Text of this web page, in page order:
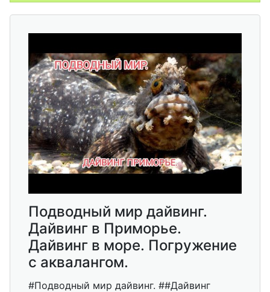
Подводный мир дайвинг.
Дайвинг в Приморье.
Дайвинг в море. Погружение
с аквалангом.
#Подводный мир дайвинг. ##Дайвинг